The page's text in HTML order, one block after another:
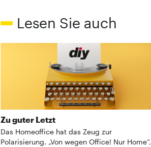
Lesen Sie auch
Zu guter Letzt
Das Homeoffice hat das Zeug zur
Polarisierung. „Von wegen Office! Nur Home“,